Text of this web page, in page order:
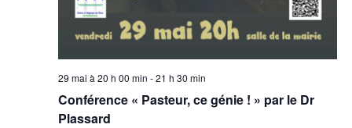
Conférence « Pasteur, ce génie ! » par le Dr
Plassard
29 mai à 20 h 00 min -21 h 30 min